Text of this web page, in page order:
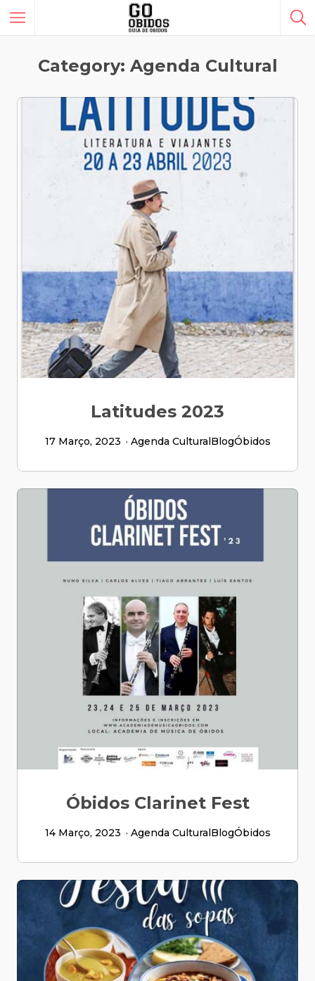
Category: Agenda Cultural
Latitudes 2023
17 Março, 2023 Agenda CulturalBlogÓbidos
Óbidos Clarinet Fest
14 Março, 2023 Agenda CulturalBlogÓbidos